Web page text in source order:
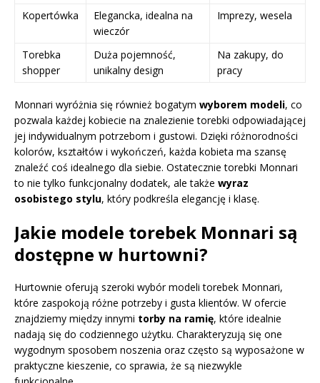
Kopertówka
Elegancka, idealna na
wieczór
Imprezy, wesela
Torebka
shopper
Duża pojemność,
unikalny design
Na zakupy, do
pracy
Monnari wyróżnia się również bogatym wyborem modeli, co
pozwala każdej kobiecie na znalezienie torebki odpowiadającej
jej indywidualnym potrzebom i gustowi. Dzięki różnorodności
kolorów, kształtów i wykończeń, każda kobieta ma szansę
znaleźć coś idealnego dla siebie. Ostatecznie torebki Monnari
to nie tylko funkcjonalny dodatek, ale także wyraz
osobistego stylu, który podkreśla elegancję i klasę.
Jakie modele torebek Monnari są
dostępne w hurtowni?
Hurtownie oferują szeroki wybór modeli torebek Monnari,
które zaspokoją różne potrzeby i gusta klientów. W ofercie
znajdziemy między innymi torby na ramię, które idealnie
nadają się do codziennego użytku. Charakteryzują się one
wygodnym sposobem noszenia oraz często są wyposażone w
praktyczne kieszenie, co sprawia, że są niezwykle